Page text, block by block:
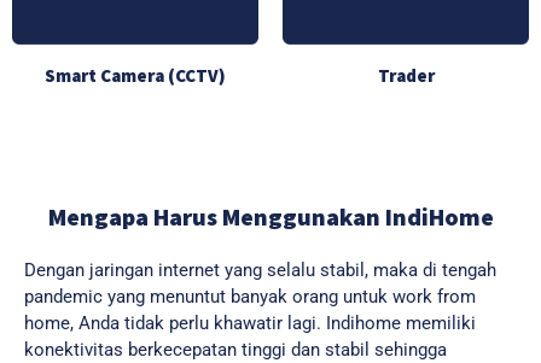
Smart Camera (CCTV) Trader
Mengapa Harus Menggunakan IndiHome
Dengan jaringan internet yang selalu stabil, maka di tengah
pandemic yang menuntut banyak orang untuk work from
home, Anda tidak perlu khawatir lagi. Indihome memiliki
konektivitas berkecepatan tinggi dan stabil sehingga